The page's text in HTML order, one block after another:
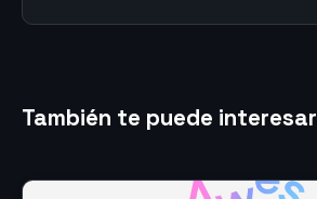
También te puede interesar